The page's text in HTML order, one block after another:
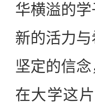
华横溢的
新的活力
坚定的信
在大学这